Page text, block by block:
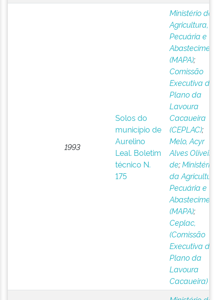
1993
Solos do
município de
Aurelino
Leal. Boletim
técnico N.
175
Ministério da
Agricultura,
Pecuária e
(MAPA);
Comissão
Executiva do
Plano da
Lavoura
Cacaueira
(CEPLAC);
Melo, Acyr
Alves Oliveira
de;Ministério
da
Pecuária e
(MAPA);
Ceplac,
(Comissão
Executiva do
Plano da
Lavoura
Cacaueira)